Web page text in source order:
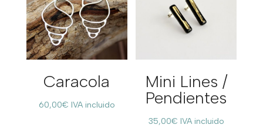
Caracola
60,00€ IVA incluido
Mini Lines /
Pendientes
35,00€ IVA incluido